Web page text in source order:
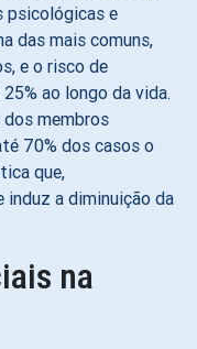
psicológicas e
das mais comuns,
e o risco de
ao longo da vida.
membros
70% dos casos o
que,
a diminuição da
na